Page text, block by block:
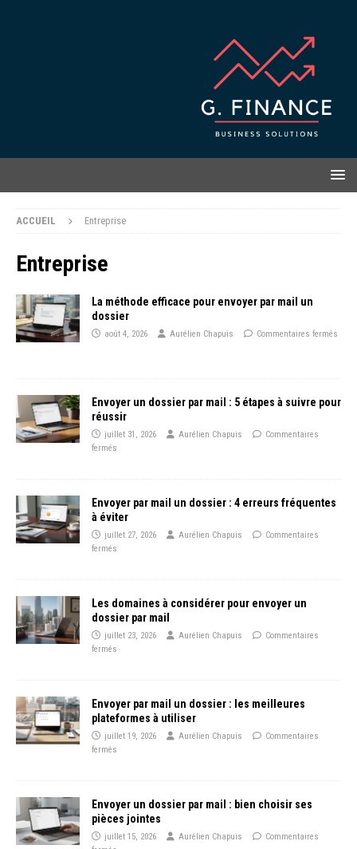
ACCUEIL Entreprise
Entreprise
La méthode efficace pour envoyer par mail un
dossier
août 4, 2026 Aurélien Chapuis Commentaires fermés
Envoyer un dossier par mail : 5 étapes à suivre pour
réussir
juillet 31, 2026 Aurélien Chapuis
Commentaires
fermés
Envoyer par mail un dossier : 4 erreurs fréquentes
à éviter
juillet 27, 2026 Aurélien Chapuis
Commentaires
fermés
Les domaines à considérer pour envoyer un
dossier par mail
juillet 23, 2026 Aurélien Chapuis
Commentaires
fermés
Envoyer par mail un dossier : les meilleures
plateformes à utiliser
juillet 19, 2026 Aurélien Chapuis
Commentaires
fermés
Envoyer un dossier par mail : bien choisir ses
pièces jointes
juillet 15, 2026 Aurélien Chapuis
Commentaires